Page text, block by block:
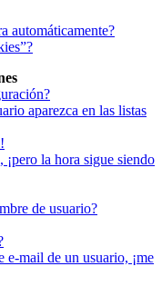
automáticamente?
aparezca en las listas
la hora sigue siendo
de usuario?
e-mail de un usuario, ¡me